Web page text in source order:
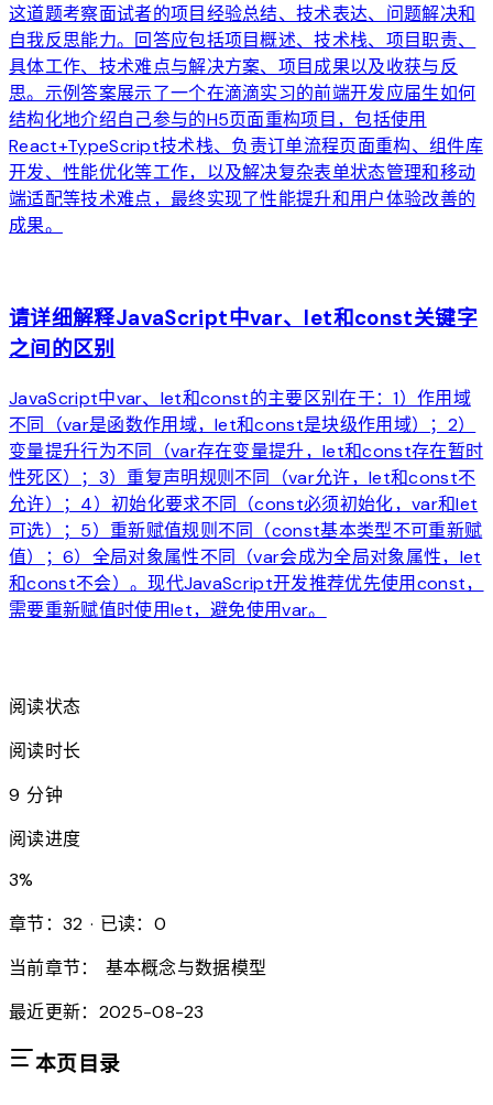
这道题考察面试者的项目经验总结、技术表达、问题解决和
自我反思能力。回答应包括项目概述、技术栈、项目职责、
具体工作、技术难点与解决方案、项目成果以及收获与反
思。示例答案展示了一个在滴滴实习的前端开发应届生如何
结构化地介绍自己参与的H5页面重构项目，包括使用
React+TypeScript技术栈、负责订单流程页面重构、组件库
开发、性能优化等工作，以及解决复杂表单状态管理和移动
端适配等技术难点，最终实现了性能提升和用户体验改善的
成果。
请详细解释JavaScript中var、let和const关键字
之间的区别
JavaScript中var、let和const的主要区别在于：1）作用域
不同（var是函数作用域，let和const是块级作用域）；2）
变量提升行为不同（var存在变量提升，let和const存在暂时
性死区）；3）重复声明规则不同（var允许，let和const不
允许）；4）初始化要求不同（const必须初始化，var和let
可选）；5）重新赋值规则不同（const基本类型不可重新赋
值）；6）全局对象属性不同（var会成为全局对象属性，let
和const不会）。现代JavaScript开发推荐优先使用const，
需要重新赋值时使用let，避免使用var。
阅读状态
阅读时长
9 分钟
阅读进度
3%
章节：32 · 已读：0
当前章节：
基本概念与数据模型
最近更新：2025-08-23
本页目录